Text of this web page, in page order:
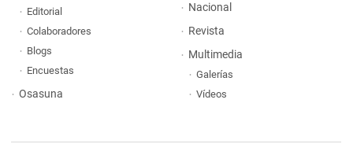
Editorial
Colaboradores
Blogs
Encuestas
Osasuna
Nacional
Revista
Multimedia
Galerías
Vídeos